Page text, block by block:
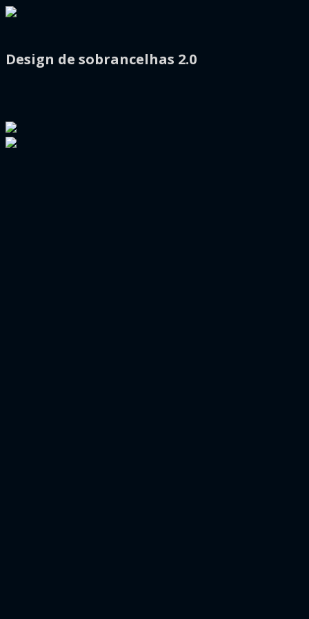
Design de sobrancelhas 2.0